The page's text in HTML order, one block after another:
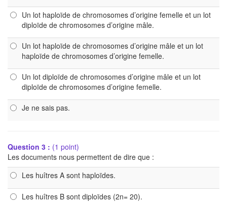
Un lot haploïde de chromosomes d’origine femelle et un lot
diploïde de chromosomes d’origine mâle.
Un lot haploïde de chromosomes d’origine mâle et un lot
haploïde de chromosomes d’origine femelle.
Un lot diploïde de chromosomes d’origine mâle et un lot
diploïde de chromosomes d’origine femelle.
Je ne sais pas.
Question 3 : (1 point)
Les documents nous permettent de dire que :
Les huîtres A sont haploïdes.
Les huîtres B sont diploïdes (2n= 20).